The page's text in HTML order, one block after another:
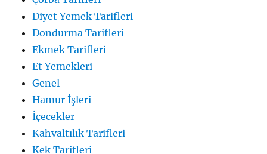
Diyet Yemek Tarifleri
Dondurma Tarifleri
Ekmek Tarifleri
Et Yemekleri
Genel
Hamur İşleri
İçecekler
Kahvaltılık Tarifleri
Kek Tarifleri